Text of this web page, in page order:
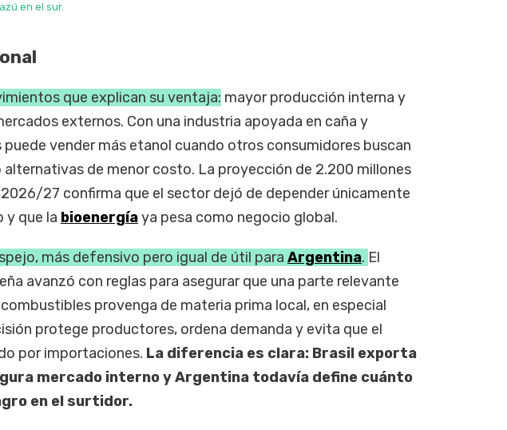
en el sur.
que explican su ventaja: mayor producción interna y
externos. Con una industria apoyada en caña y
puede vender más etanol cuando otros consumidores buscan
de menor costo. La proyección de 2.200 millones
27 confirma que el sector dejó de depender únicamente
y que la bioenergíaya pesa como negocio global.
más defensivo pero igual de útil para Argentina. El
avanzó con reglas para asegurar que una parte relevante
provenga de materia prima local, en especial
protege productores, ordena demanda y evita que el
por importaciones. La diferencia es clara: Brasil exporta
mercado interno y Argentina todavía define cuánto
en el surtidor.